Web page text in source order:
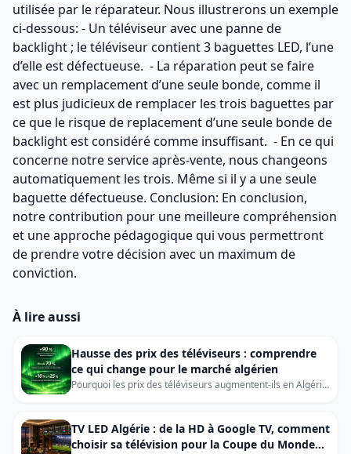
utilisée par le réparateur. Nous illustrerons un exemple
ci-dessous: - Un téléviseur avec une panne de
backlight ; le téléviseur contient 3 baguettes LED, l’une
d’elle est défectueuse. - La réparation peut se faire
avec un remplacement d’une seule bonde, comme il
est plus judicieux de remplacer les trois baguettes par
ce que le risque de replacement d’une seule bonde de
backlight est considéré comme insuffisant. - En ce qui
concerne notre service après-vente, nous changeons
automatiquement les trois. Même si il y a une seule
baguette défectueuse. Conclusion: En conclusion,
notre contribution pour une meilleure compréhension
et une approche pédagogique qui vous permettront
de prendre votre décision avec un maximum de
conviction.
À lire aussi
Hausse des prix des téléviseurs : comprendre
ce qui change pour le marché algérien
Pourquoi les prix des téléviseurs augmentent-ils en Algérie
TV en toute sérénité.
TV LED Algérie : de la HD à Google TV, comment
choisir sa télévision pour la Coupe du Monde